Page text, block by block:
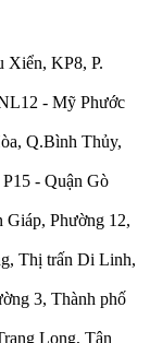
KP8, P.
- Mỹ Phước
Q.Bình Thủy,
- Quận Gò
Phường 12,
Thị trấn Di Linh,
3, Thành phố
Long, Tân